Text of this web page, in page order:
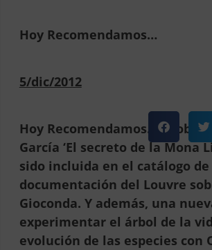
Hoy Recomendamos…
5/dic/2012
Hoy Recomendamos… la obra
García ‘El secreto de la Mona
sido incluida en el catálogo de
documentación del Louvre
Gioconda. Y además, una
experimentar el árbol de la
evolución de las especies con